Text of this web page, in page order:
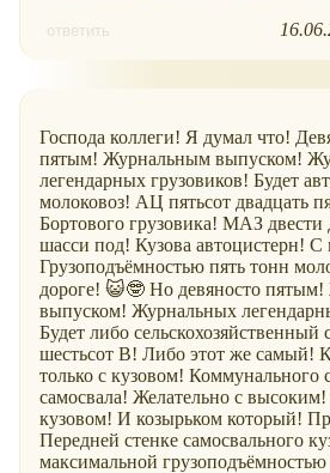
ответить
Господа коллеги! Я думал что!
пятым! Журнальным выпуском!
легендарных грузовиков! Будет
молоковоз! АЦ пятьсот двадцать
Бортового грузовика! МАЗ
шасси под! Кузова автоцистерн! С
Грузоподъёмностью пять тонн
дороге! 😺🤓 Но девяносто
выпуском! Журнальных
Будет либо
шестьсот В! Либо этот же самый!
только с кузовом! Коммунального
самосвала! Желательно с
кузовом! И козырьком который!
Передней стенке самосвального
максимальной